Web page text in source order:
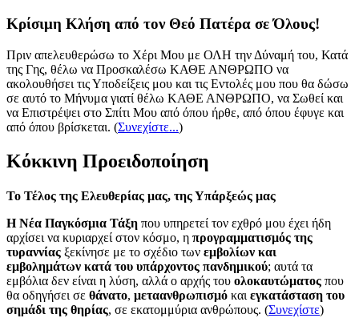
Κρίσιμη Κλήση από τον Θεό Πατέρα σε Όλους!
Πριν απελευθερώσω το Χέρι Μου με ΟΛΗ την Δύναμή του, Κατά
της Γης, θέλω να Προσκαλέσω ΚΑΘΕ ΑΝΘΡΩΠΟ να
ακολουθήσει τις Υποδείξεις μου και τις Εντολές μου που θα δώσω
σε αυτό το Μήνυμα γιατί θέλω ΚΑΘΕ ΑΝΘΡΩΠΟ, να Σωθεί και
να Επιστρέψει στο Σπίτι Μου από όπου ήρθε, από όπου έφυγε και
από όπου βρίσκεται. (Συνεχίστε...)
Κόκκινη Προειδοποίηση
Το Τέλος της Ελευθερίας μας, της Υπάρξεώς μας
Η Νέα Παγκόσμια Τάξη που υπηρετεί τον εχθρό μου έχει ήδη
αρχίσει να κυριαρχεί στον κόσμο, η προγραμματισμός της
τυραννίας ξεκίνησε με το σχέδιο των εμβολίων και
εμβολημάτων κατά του υπάρχοντος πανδημικού; αυτά τα
εμβόλια δεν είναι η λύση, αλλά ο αρχής του ολοκαυτώματος που
θα οδηγήσει σε θάνατο, μεταανθρωπισμό και εγκατάσταση του
σημάδι της θηρίας, σε εκατομμύρια ανθρώπους. (Συνεχίστε)